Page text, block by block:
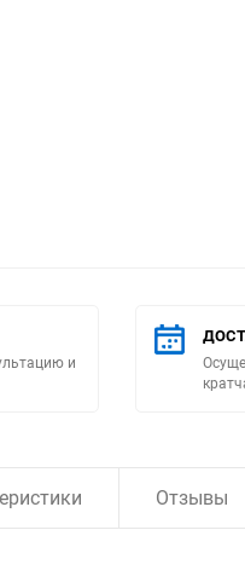
и
Отзывы